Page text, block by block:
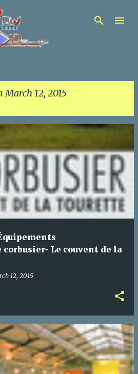
to main content
12, 2015
Le couvent de la
12, 2015